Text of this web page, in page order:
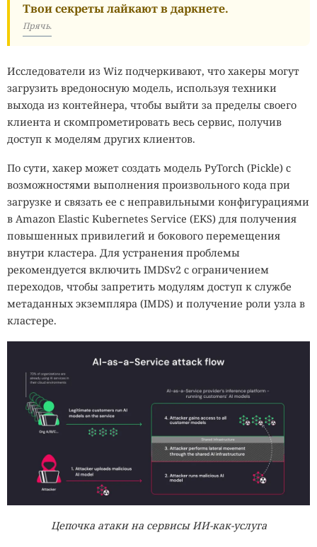
Твои секреты лайкают в даркнете.
Прячь.
Исследователи из Wiz подчеркивают, что хакеры могут
загрузить вредоносную модель, используя техники
выхода из контейнера, чтобы выйти за пределы своего
клиента и скомпрометировать весь сервис, получив
доступ к моделям других клиентов.
По сути, хакер может создать модель PyTorch (Pickle) с
возможностями выполнения произвольного кода при
загрузке и связать ее с неправильными конфигурациями
в Amazon Elastic Kubernetes Service (EKS) для получения
повышенных привилегий и бокового перемещения
внутри кластера. Для устранения проблемы
рекомендуется включить IMDSv2 с ограничением
переходов, чтобы запретить модулям доступ к службе
метаданных экземпляра (IMDS) и получение роли узла в
кластере.
Цепочка атаки на сервисы ИИ-как-услуга